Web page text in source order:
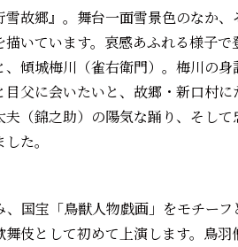
故郷』。舞台一面雪景色のなか
いています。哀感あふれる様子
、傾城梅川（雀右衛門）。梅川の
父に会いたいと、故郷・新口村
夫（錦之助）の陽気な踊り、そし
た。
国宝「鳥獣人物戯画」をモチーフ
舞伎として初めて上演します。鳥